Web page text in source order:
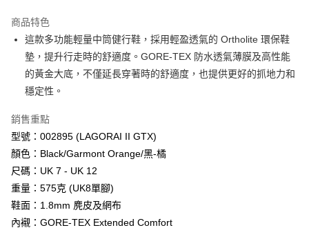
Google Pay
全盈+PAY
大哥付你分期
相關說明
1.本服務由台灣大哥大提供，台灣大哥大用戶可立即使用無須另外申請。
2.付款方式選擇「大哥付你分期」，訂單成立後會自動跳轉到大哥付的交易
流程，驗證手機門號後，選擇欲分期的期數、繳款截止日，確認付款後即完
成交易。
3.實際核准額度、可分期數及費用金額請依後續交易確認頁面所載為準。
4.訂單成立30分鐘內，如未前往確認交易或遇審核未通過，訂單將自動取
消。如遇「轉專審核」未通過狀況，表示未達大哥付你分期系統評分，恕無
法說明評估內容。
【繳款方式說明】
AFTEE先享後付
相關說明
【關於「AFTEE先享後付」】
AFTEE先享後付是「在收到商品之後才付款」的支付方式。 讓您購物簡單
１．簡單：不需註冊會員、不需綁卡、不需儲值。
２．便利：只要手機號碼，簡訊認證，即可結帳。
３．安心：先確認商品／服務後，再付款。
ATM付款
貨到付款
運送方式
商品特色
這款多功能輕量中筒健行鞋，採用輕盈透氣的 Ortholite 環保鞋
墊，提升行走時的舒適度。GORE-TEX 防水透氣薄膜及高性能
的黃金大底，不僅延長穿著時的舒適度，也提供更好的抓地力和
穩定性。
銷售重點
型號：002895 (LAGORAI II GTX)
顏色：Black/Garmont Orange/黑-橘
尺碼：UK 7 - UK 12
重量：575克 (UK8單腳)
鞋面：1.8mm 麂皮及網布
內襯：GORE-TEX Extended Comfort